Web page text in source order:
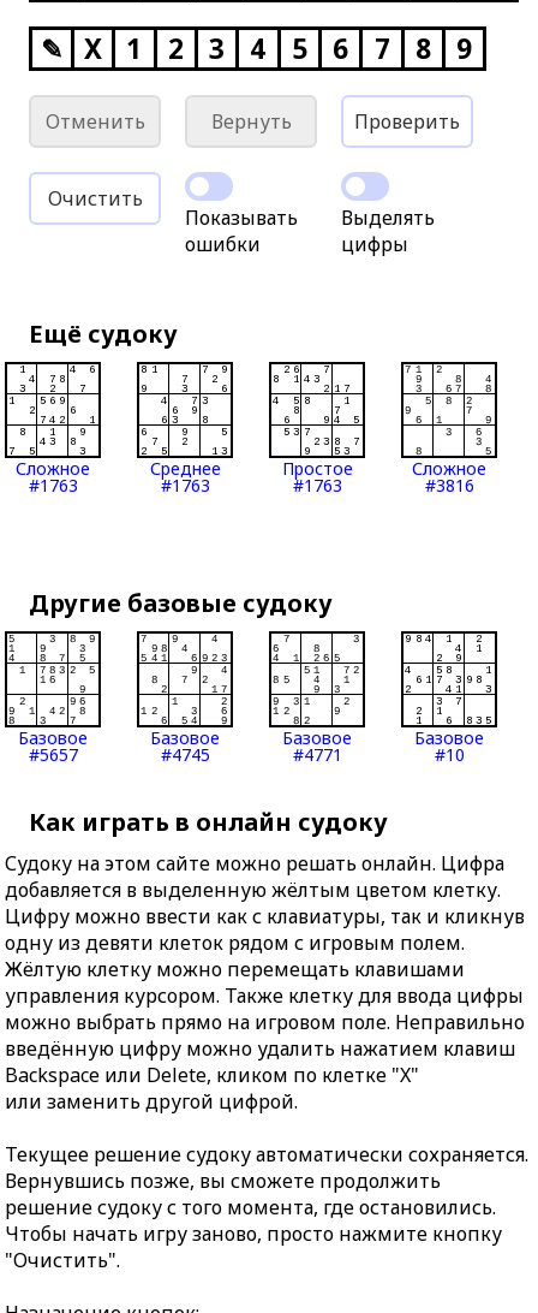
✎ X 1 2 3 4 5 6 7 8 9
Отменить Вернуть Проверить
Очистить
Показывать
ошибки
Выделять
цифры
Ещё судоку
Сложное
#1763
Среднее
#1763
Простое
#1763
Сложное
#3816
Другие базовые судоку
Базовое
#5657
Базовое
#4745
Базовое
#4771
Базовое
#10
Как играть в онлайн судоку
Судоку на этом сайте можно решать онлайн. Цифра
добавляется в выделенную жёлтым цветом клетку.
Цифру можно ввести как с клавиатуры, так и кликнув
одну из девяти клеток рядом с игровым полем.
Жёлтую клетку можно перемещать клавишами
управления курсором. Также клетку для ввода цифры
можно выбрать прямо на игровом поле. Неправильно
введённую цифру можно удалить нажатием клавиш
Backspace или Delete, кликом по клетке "X"
или заменить другой цифрой.
Текущее решение судоку автоматически сохраняется.
Вернувшись позже, вы сможете продолжить
решение судоку с того момента, где остановились.
Чтобы начать игру заново, просто нажмите кнопку
"Очистить".